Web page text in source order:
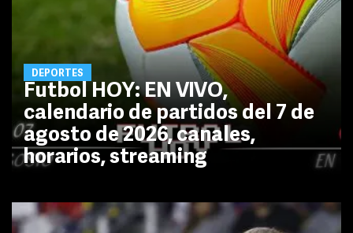
DEPORTES
Futbol HOY: EN VIVO,
calendario de partidos del 7 de
agosto de 2026, canales,
horarios, streaming